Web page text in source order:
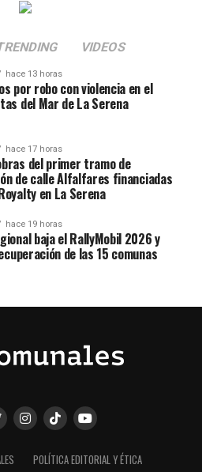
VIDEOS
hace 13 horas
por robo con violencia en el
del Mar de La Serena
hace 17 horas
del primer tramo de
de calle Alfalfares financiadas
en La Serena
hace 19 horas
baja el RallyMobil 2026 y
de las 15 comunas
POLÍTICA EDITORIAL Y ÉTICA